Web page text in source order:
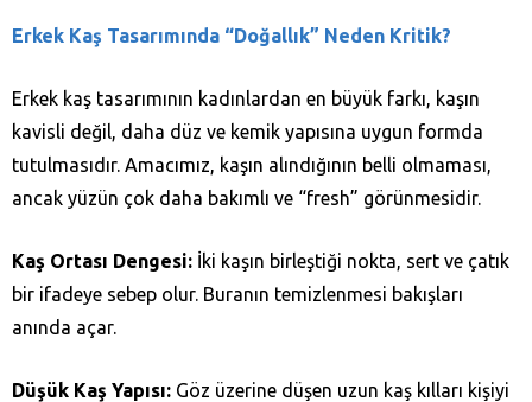
Erkek Kaş Tasarımında “Doğallık” Neden Kritik?
Erkek kaş tasarımının kadınlardan en büyük farkı, kaşın
kavisli değil, daha düz ve kemik yapısına uygun formda
tutulmasıdır. Amacımız, kaşın alındığının belli olmaması,
ancak yüzün çok daha bakımlı ve “fresh” görünmesidir.
Kaş Ortası Dengesi: İki kaşın birleştiği nokta, sert ve çatık
bir ifadeye sebep olur. Buranın temizlenmesi bakışları
anında açar.
Düşük Kaş Yapısı: Göz üzerine düşen uzun kaş kılları kişiyi